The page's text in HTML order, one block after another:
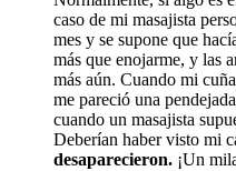
caso de mi masajista
mes y se supone que
más que enojarme, y las
más aún. Cuando mi
me pareció una
cuando un masajista
Deberían haber visto mi
desaparecieron. ¡Un